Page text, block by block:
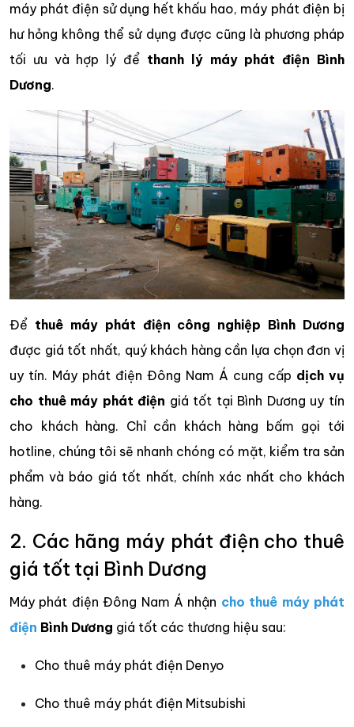
máy phát điện sử dụng hết khấu hao, máy phát điện bị
hư hỏng không thể sử dụng được cũng là phương pháp
tối ưu và hợp lý để thanh lý máy phát điện Bình
Dương.
Để thuê máy phát điện công nghiệp Bình Dương
được giá tốt nhất, quý khách hàng cần lựa chọn đơn vị
uy tín. Máy phát điện Đông Nam Á cung cấp dịch vụ
cho thuê máy phát điện giá tốt tại Bình Dương uy tín
cho khách hàng. Chỉ cần khách hàng bấm gọi tới
hotline, chúng tôi sẽ nhanh chóng có mặt, kiểm tra sản
phẩm và báo giá tốt nhất, chính xác nhất cho khách
hàng.
2. Các hãng máy phát điện cho thuê
giá tốt tại Bình Dương
Máy phát điện Đông Nam Á nhận cho thuê máy phát
điện Bình Dương giá tốt các thương hiệu sau:
Cho thuê máy phát điện Denyo
Cho thuê máy phát điện Mitsubishi